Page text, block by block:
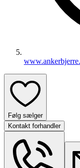
Følg sælger
Kontakt forhandler